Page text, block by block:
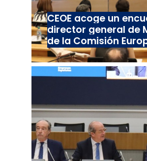
CEOE acoge un
director general de
de la Comisión